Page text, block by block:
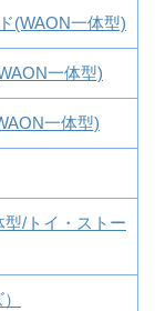
(WAON一体型)
一体型)
一体型)
/トイ・ストー